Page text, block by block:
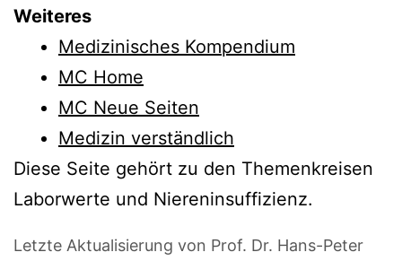
Weiteres
Medizinisches Kompendium
MC Home
MC Neue Seiten
Medizin verständlich
Diese Seite gehört zu den Themenkreisen
Laborwerte und Niereninsuffizienz.
Letzte Aktualisierung von Prof. Dr. Hans-Peter